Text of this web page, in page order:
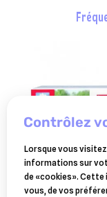
BEAPHAR
baume coussinets
contrôlez
Lorsque vous
informations sur
de «cookies».
vous, de vos